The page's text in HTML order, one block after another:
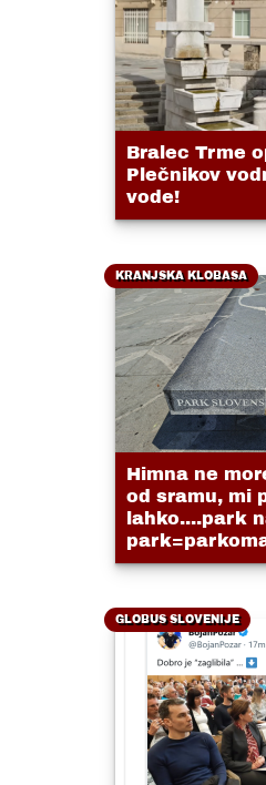
Bralec Trme
Plečnikov
vode!
KRANJSKA KLOBASA
Himna ne
od sramu, mi
lahko....park
GLOBUS SLOVENIJE